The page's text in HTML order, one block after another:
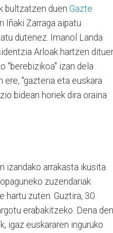
k bultzatzen duen Gazte
Iñaki Zarraga aipatu
dutenez. Imanol Landa
Arloak hartzen
"berebizikoa" izan dela
ere, "gazteria eta euskara
bidean horiek dira oraina
izandako arrakasta ikusita
zuzendariak
hartu zuten. Guztira, 30
erabakitzeko. Dena
igaz euskararen inguruko